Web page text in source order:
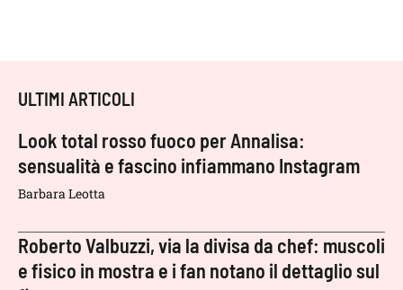
ULTIMI ARTICOLI
Look total rosso fuoco per Annalisa:
sensualità e fascino infiammano Instagram
Barbara Leotta
Roberto Valbuzzi, via la divisa da chef: muscoli
e fisico in mostra e i fan notano il dettaglio sul